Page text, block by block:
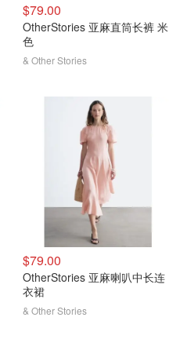
$79.00
OtherStories 亚麻直筒长裤 米
色
& Other Stories
$79.00
OtherStories 亚麻喇叭中长连
衣裙
& Other Stories